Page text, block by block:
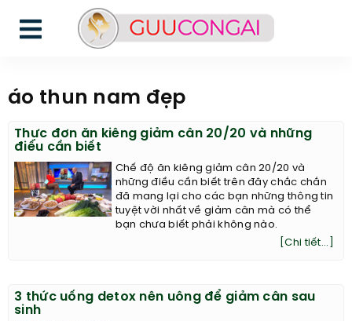
áo thun nam đẹp
Thực đơn ăn kiêng giảm cân 20/20 và những
điều cần biết
Chế độ ăn kiêng giảm cân 20/20 và
những điều cần biết trên đây chắc chắn
đã mang lại cho các bạn những thông tin
tuyệt vời nhất về giảm cân mà có thể
bạn chưa biết phải không nào.
[Chi tiết...]
3 thức uống detox nên uông để giảm cân sau
sinh